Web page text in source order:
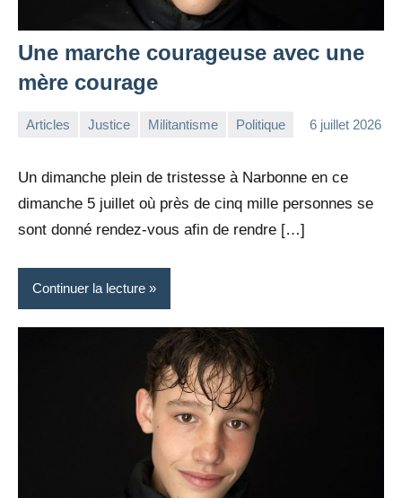
Une marche courageuse avec une
mère courage
Articles Justice Militantisme Politique 6 juillet 2026
Un dimanche plein de tristesse à Narbonne en ce
dimanche 5 juillet où près de cinq mille personnes se
sont donné rendez-vous afin de rendre […]
Continuer la lecture